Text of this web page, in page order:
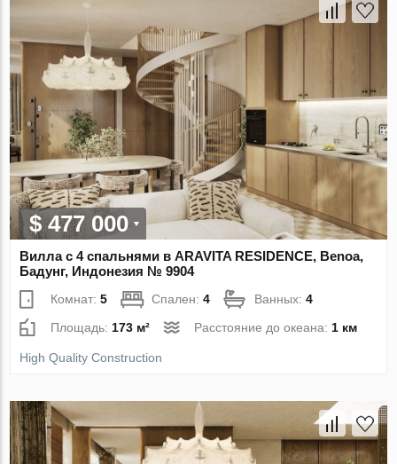
$ 477 000
Вилла с 4 спальнями в ARAVITA RESIDENCE, Benoa,
Бадунг, Индонезия № 9904
Комнат:5 Спален:4 Ванных:4
Площадь: 173 м² Расстояние до океана: 1 км
High Quality Construction